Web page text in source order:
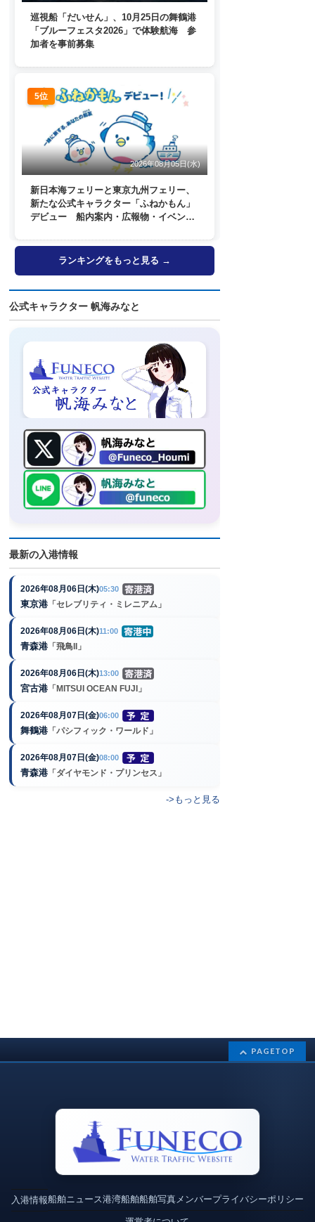
巡視船「だいせん」、10月25日の舞鶴港
「ブルーフェスタ2026」で体験航海 参
加者を事前募集
5位
2026年08月05日(水)
新日本海フェリーと東京九州フェリー、
新たな公式キャラクター「ふねかもん」
デビュー 船内案内・広報物・イベン
ランキングをもっと見る →
公式キャラクター 帆海みなと
最新の入港情報
2026年08月06日(木)05:30
東京港 「セレブリティ・ミレニアム」
2026年08月06日(木)11:00
青森港 「飛鳥II」
2026年08月06日(木)13:00
宮古港 「MITSUI OCEAN FUJI」
2026年08月07日(金)06:00
舞鶴港 「パシフィック・ワールド」
2026年08月07日(金)08:00
青森港 「ダイヤモンド・プリンセス」
->もっと見る
PAGETOP
入港情報船舶ニュース港湾船舶船舶写真メンバープライバシーポリシー